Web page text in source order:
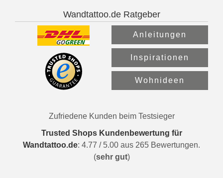
Wandtattoo.de Ratgeber
Anleitungen
Inspirationen
Wohnideen
Zufriedene Kunden beim Testsieger
Trusted Shops Kundenbewertung für
Wandtattoo.de: 4.77 / 5.00 aus 265 Bewertungen.
(sehr gut)